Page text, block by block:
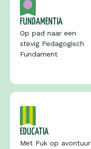
FUNDAMENTIA
Op pad naar een
stevig Pedagogisch
Fundament
EDUCATIA
Met Puk op avontuur